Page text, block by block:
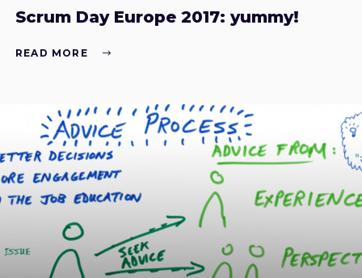
Scrum Day Europe 2017: yummy!
READ MORE